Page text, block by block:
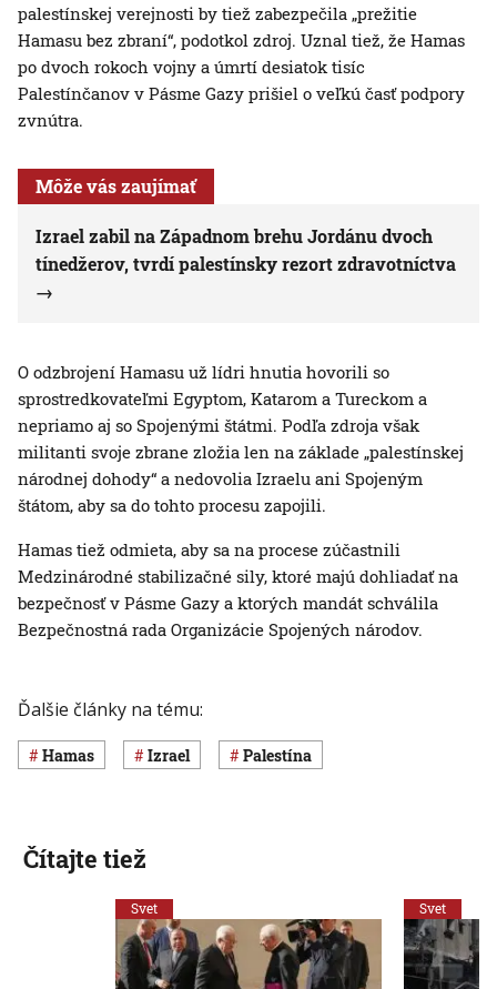
palestínskej verejnosti by tiež zabezpečila „prežitie
Hamasu bez zbraní“, podotkol zdroj. Uznal tiež, že Hamas
po dvoch rokoch vojny a úmrtí desiatok tisíc
Palestínčanov v Pásme Gazy prišiel o veľkú časť podpory
zvnútra.
Môže vás zaujímať
Izrael zabil na Západnom brehu Jordánu dvoch
tínedžerov, tvrdí palestínsky rezort zdravotníctva
O odzbrojení Hamasu už lídri hnutia hovorili so
sprostredkovateľmi Egyptom, Katarom a Tureckom a
nepriamo aj so Spojenými štátmi. Podľa zdroja však
militanti svoje zbrane zložia len na základe „palestínskej
národnej dohody“ a nedovolia Izraelu ani Spojeným
štátom, aby sa do tohto procesu zapojili.
Hamas tiež odmieta, aby sa na procese zúčastnili
Medzinárodné stabilizačné sily, ktoré majú dohliadať na
bezpečnosť v Pásme Gazy a ktorých mandát schválila
Bezpečnostná rada Organizácie Spojených národov.
Ďalšie články na tému:
Hamas Izrael Palestína
Čítajte tiež
Svet Svet